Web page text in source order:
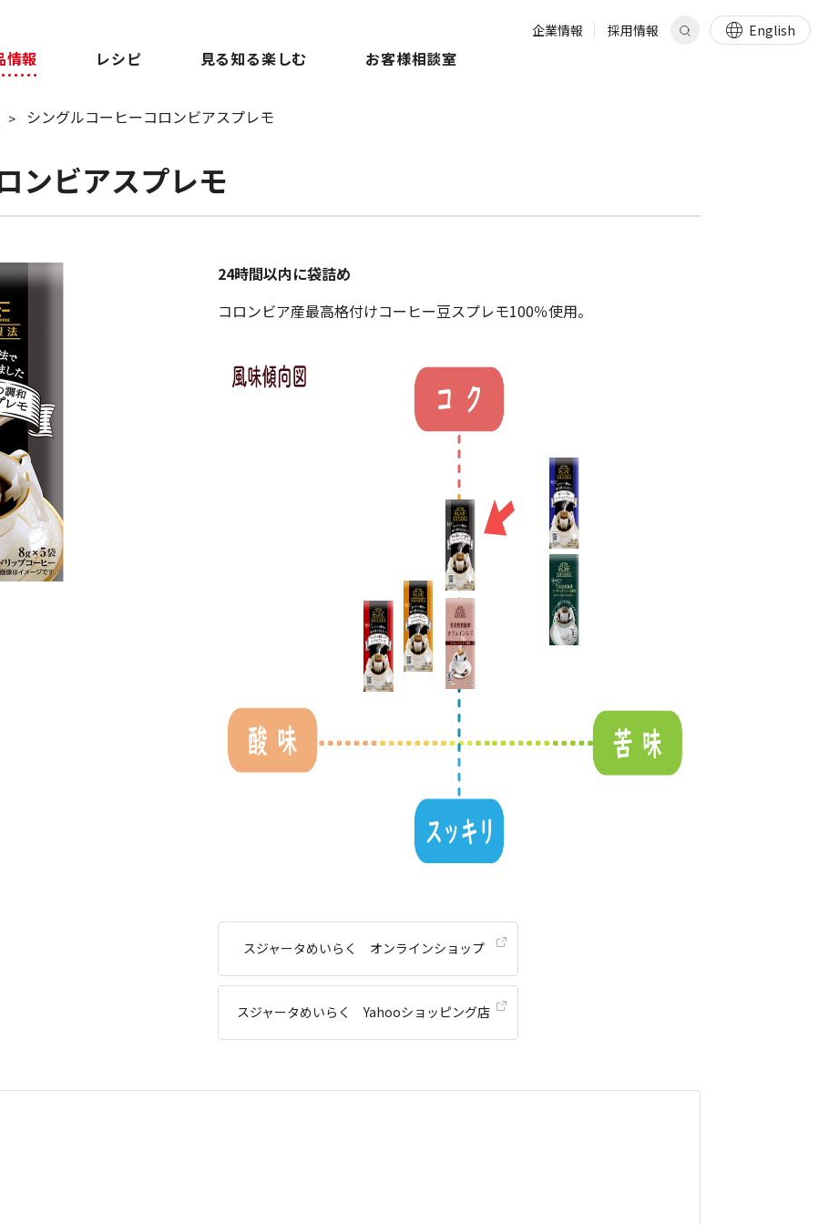
企業情報 採用情報 English
情報 レシピ 見る知る楽しむ お客様相談室
シングルコーヒーコロンビアスプレモ
ンビアスプレモ
24時間以内に袋詰め
コロンビア産最高格付けコーヒー豆スプレモ100％使用。
スジャータめいらく オンラインショップ
スジャータめいらく Yahooショッピング店